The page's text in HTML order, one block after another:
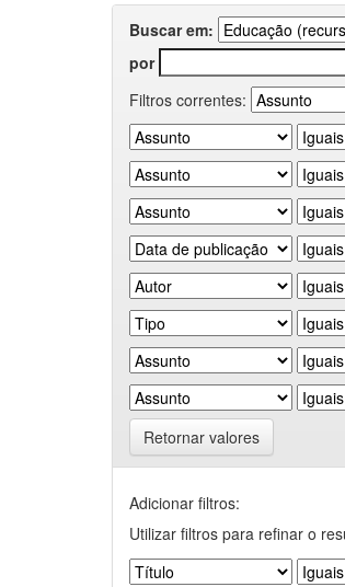
Buscar em:
por
Filtros correntes:
Retornar valores
Adicionar filtros:
Utilizar filtros para refinar o